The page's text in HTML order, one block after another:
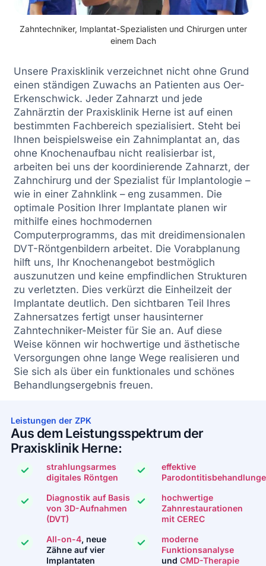
Zahntechniker, Implantat-Spezialisten und Chirurgen unter
einem Dach
Unsere Praxisklinik verzeichnet nicht ohne Grund
einen ständigen Zuwachs an Patienten aus Oer-
Erkenschwick. Jeder Zahnarzt und jede
Zahnärztin der Praxisklinik Herne ist auf einen
bestimmten Fachbereich spezialisiert. Steht bei
Ihnen beispielsweise ein Zahnimplantat an, das
ohne Knochenaufbau nicht realisierbar ist,
arbeiten bei uns der koordinierende Zahnarzt, der
Zahnchirurg und der Spezialist für Implantologie –
wie in einer Zahnklink – eng zusammen. Die
optimale Position Ihrer Implantate planen wir
mithilfe eines hochmodernen
Computerprogramms, das mit dreidimensionalen
DVT-Röntgenbildern arbeitet. Die Vorabplanung
hilft uns, Ihr Knochenangebot bestmöglich
auszunutzen und keine empfindlichen Strukturen
zu verletzten. Dies verkürzt die Einheilzeit der
Implantate deutlich. Den sichtbaren Teil Ihres
Zahnersatzes fertigt unser hausinterner
Zahntechniker-Meister für Sie an. Auf diese
Weise können wir hochwertige und ästhetische
Versorgungen ohne lange Wege realisieren und
Sie sich als über ein funktionales und schönes
Behandlungsergebnis freuen.
Leistungen der ZPK
Aus dem Leistungsspektrum der
Praxisklinik Herne:
strahlungsarmes
digitales Röntgen
Diagnostik auf Basis
von 3D-Aufnahmen
(DVT)
All-on-4, neue
Zähne auf vier
Implantaten
effektive
hochwertige
Zahnrestaurationen
mit CEREC
moderne
Funktionsanalyse
und CMD-Therapie